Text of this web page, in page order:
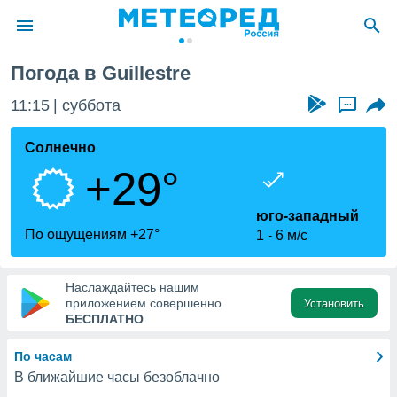
о
Вы можете
к этому
доступ
Погода в Guillestre
11:15 суббота ...
Солнечно
+29°
По ощущениям +27°
юго-западный
1
6 м/с
Наслаждайтесь нашим
приложением совершенно
БЕСПЛАТНО
Установить
По часам
В ближайшие часы безоблачно